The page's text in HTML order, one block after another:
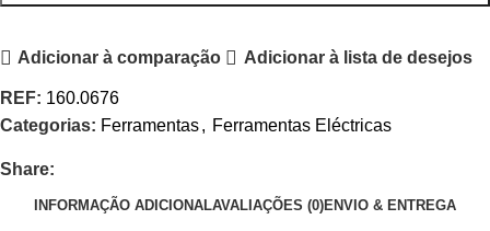
Adicionar à comparação Adicionar à lista de desejos
REF: 160.0676
Categorias: Ferramentas, Ferramentas Eléctricas
Share:
INFORMAÇÃO ADICIONALAVALIAÇÕES (0)ENVIO & ENTREGA